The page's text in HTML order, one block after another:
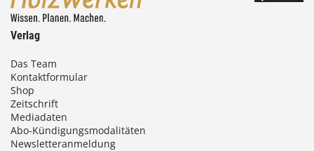
Verlag
Das Team
Kontaktformular
Shop
Zeitschrift
Mediadaten
Abo-Kündigungsmodalitäten
Newsletteranmeldung